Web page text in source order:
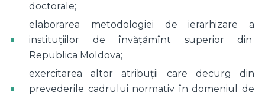
doctorale;
elaborarea metodologiei de ierarhizare a
instituţiilor de învăţămînt superior din
Republica Moldova;
exercitarea altor atribuții care decurg din
prevederile cadrului normativ în domeniul de